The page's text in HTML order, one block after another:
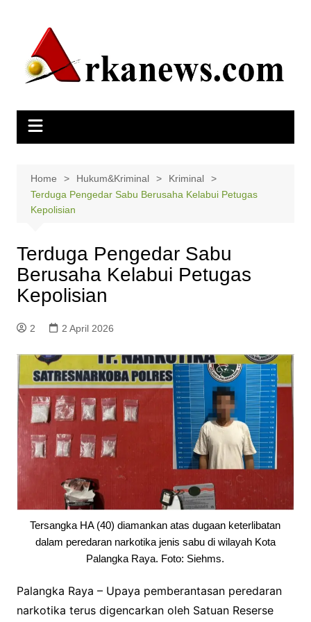
Home Hukum&Kriminal
Kriminal
Terduga Pengedar Sabu Berusaha Kelabui Petugas
Kepolisian
Terduga Pengedar Sabu
Berusaha Kelabui Petugas
Kepolisian
2 2 April 2026
Tersangka HA (40) diamankan atas dugaan keterlibatan
dalam peredaran narkotika jenis sabu di wilayah Kota
Palangka Raya. Foto: Siehms.
Palangka Raya – Upaya pemberantasan peredaran
narkotika terus digencarkan oleh Satuan Reserse